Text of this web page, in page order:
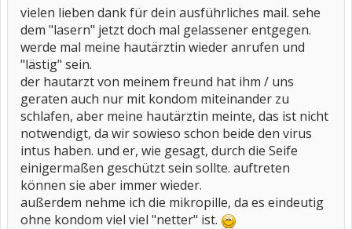
vielen lieben dank für dein ausführliches mail. sehe
dem "lasern" jetzt doch mal gelassener entgegen.
werde mal meine hautärztin wieder anrufen und
"lästig" sein.
der hautarzt von meinem freund hat ihm / uns
geraten auch nur mit kondom miteinander zu
schlafen, aber meine hautärztin meinte, das ist nicht
notwendigt, da wir sowieso schon beide den virus
intus haben. und er, wie gesagt, durch die Seife
einigermaßen geschützt sein sollte. auftreten
können sie aber immer wieder.
außerdem nehme ich die mikropille, da es eindeutig
ohne kondom viel viel "netter" ist.